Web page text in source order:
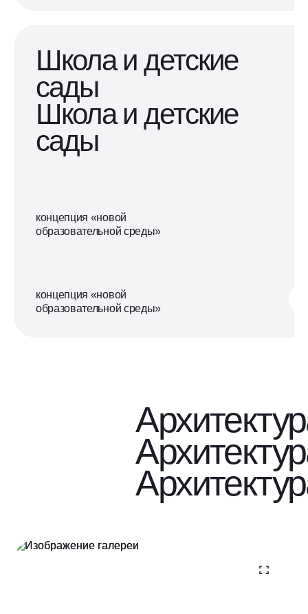
Школа и детские
сады
Школа и детские
сады
концепция «новой
образовательной среды»
концепция «новой
образовательной среды»